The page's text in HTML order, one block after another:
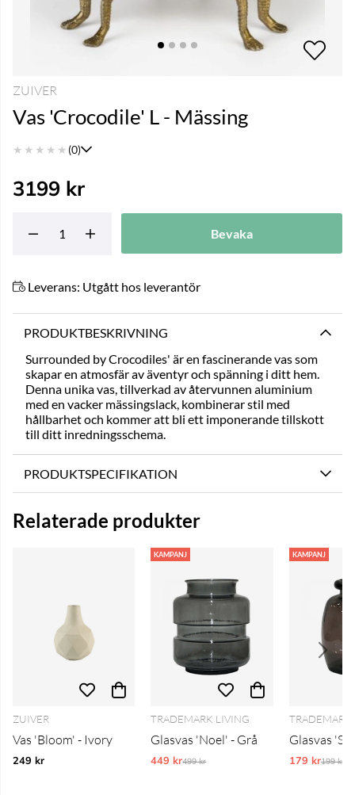
ZUIVER
Vas 'Crocodile' L - Mässing
★ ★ ★ ★ ★ (0)
3199 kr
Bevaka
Leverans: Utgått hos leverantör
PRODUKTBESKRIVNING
Surrounded by Crocodiles' är en fascinerande vas som
skapar en atmosfär av äventyr och spänning i ditt hem.
Denna unika vas, tillverkad av återvunnen aluminium
med en vacker mässingslack, kombinerar stil med
hållbarhet och kommer att bli ett imponerande tillskott
till ditt inredningsschema.
PRODUKTSPECIFIKATION
Relaterade produkter
ZUIVER
Vas 'Bloom' - Ivory
249 kr
KAMPANJ
TRADEMARK LIVING
Glasvas 'Noel' - Grå
449 krOrdinarie pris:
499 kr
KAMPANJ
Glasvas
179 kr199 kr